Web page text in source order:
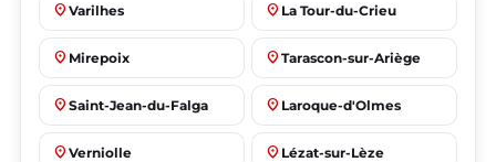
place Varilhes place La Tour-du-Crieu
place Mirepoix place Tarascon-sur-Ariège
place Saint-Jean-du-Falga place Laroque-d'Olmes
place Verniolle place Lézat-sur-Lèze